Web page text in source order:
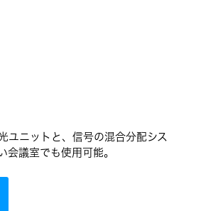
ユニットと、信号の混合分配シス
議室でも使用可能。